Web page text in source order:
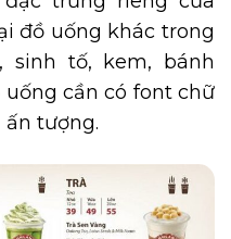
đồ uống khác trong
sinh tố, kem, bánh
cần có font chữ
ấn tượng.